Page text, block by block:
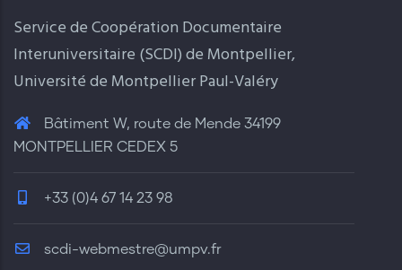
Service de Coopération Documentaire
Interuniversitaire (SCDI) de Montpellier,
Université de Montpellier Paul-Valéry
Bâtiment W, route de Mende 34199
MONTPELLIER CEDEX 5
+33 (0)4 67 14 23 98
scdi-webmestre@umpv.fr